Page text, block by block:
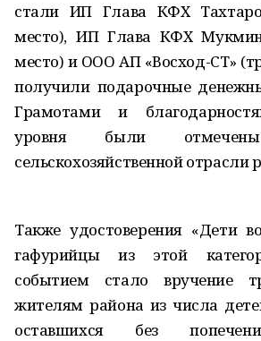
стали ИП Глава КФХ
место), ИП Глава КФХ
место) и ООО АП «Восход-СТ»
получили подарочные
Грамотами и
уровня были отмечены
сельскохозяйственной отрасли
Также удостоверения «Дети
гафурийцы из этой
событием стало вручение
жителям района из числа
оставшихся без